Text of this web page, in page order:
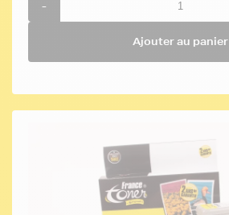
-
Ajouter au panier